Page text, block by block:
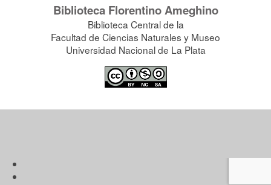
Biblioteca Florentino Ameghino
Biblioteca Central de la
Facultad de Ciencias Naturales y Museo
Universidad Nacional de La Plata